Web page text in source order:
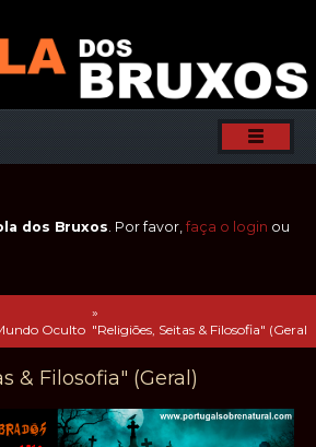
dos Bruxos. Por favor, faça o login ou
Oculto
»
"Religiões, Seitas & Filosofia" (Geral)
& Filosofia" (Geral)